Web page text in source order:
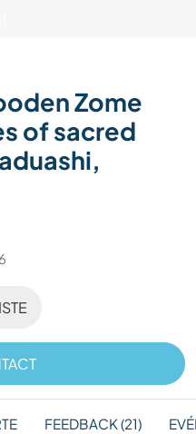
Zome
of sacred
FEEDBACK (21)